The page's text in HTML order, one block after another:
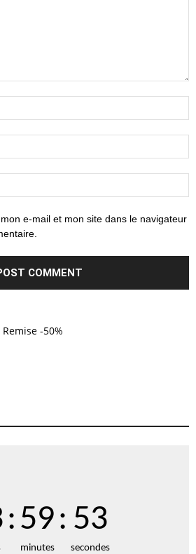
e-mail et mon site dans le navigateur
-50%
:59
minutes
: 52
secondes